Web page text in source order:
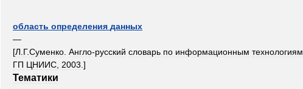
область определения данных
—
[Л Г.Суменко Англо-русский словарь по информационным технологиям
ГП ЦНИИС 2003 .]
Тематики